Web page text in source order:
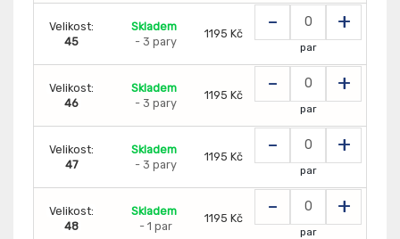
Velikost:
45
Skladem
- 3 pary
1195 Kč - +
par
Velikost:
46
Skladem
- 3 pary
1195 Kč - +
par
Velikost:
47
Skladem
- 3 pary
1195 Kč - +
par
Velikost:
48
Skladem
- 1 par
1195 Kč - +
par